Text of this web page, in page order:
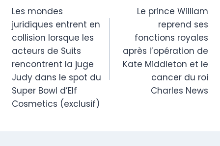
navigation
Les mondes
juridiques entrent en
collision lorsque les
acteurs de Suits
rencontrent la juge
Judy dans le spot du
Super Bowl d’Elf
Cosmetics (exclusif)
Le prince William
reprend ses
fonctions royales
après l’opération de
Kate Middleton et le
cancer du roi
Charles News